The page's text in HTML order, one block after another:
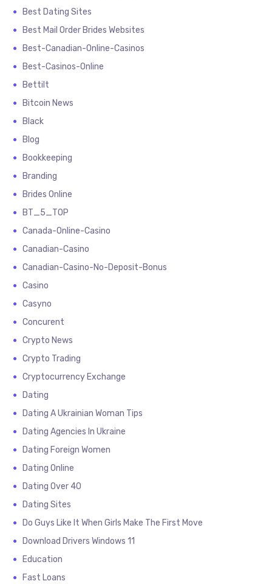
Best Dating Sites
Best Mail Order Brides Websites
Best-Canadian-Online-Casinos
Best-Casinos-Online
Bettilt
Bitcoin News
Black
Blog
Bookkeeping
Branding
Brides Online
BT_5_TOP
Canada-Online-Casino
Canadian-Casino
Canadian-Casino-No-Deposit-Bonus
Casino
Casyno
Concurent
Crypto News
Crypto Trading
Cryptocurrency Exchange
Dating
Dating A Ukrainian Woman Tips
Dating Agencies In Ukraine
Dating Foreign Women
Dating Online
Dating Over 40
Dating Sites
Do Guys Like It When Girls Make The First Move
Download Drivers Windows 11
Education
Fast Loans